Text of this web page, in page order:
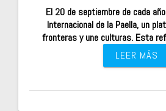
El 20 de septiembre de cada
Internacional de la Paella, un
fronteras y une culturas. Esta
LEER MÁS